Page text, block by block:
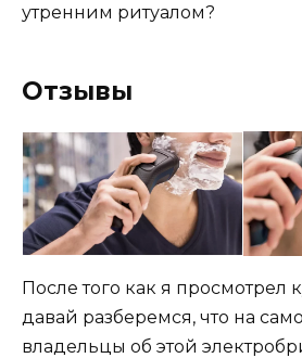
утренним ритуалом?
Отзывы
После того как я просмотрел
давай разберемся, что на
владельцы об этой